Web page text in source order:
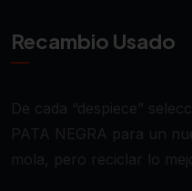
Recambio Usado
De cada “despiece”
PATA NEGRA para un
mola, pero reciclar lo